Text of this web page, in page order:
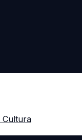
Cultura